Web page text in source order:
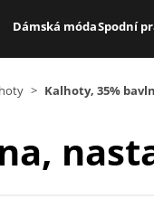
Dámská módaSpodní
> Kalhoty, 35%